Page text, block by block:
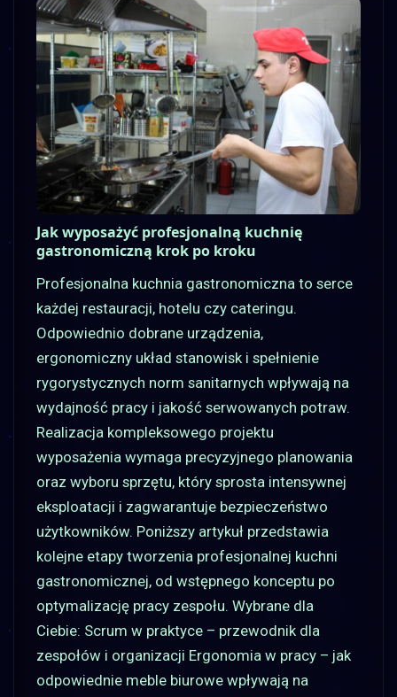
Jak wyposażyć profesjonalną kuchnię
gastronomiczną krok po kroku
Profesjonalna kuchnia gastronomiczna to serce
każdej restauracji, hotelu czy cateringu.
Odpowiednio dobrane urządzenia,
ergonomiczny układ stanowisk i spełnienie
rygorystycznych norm sanitarnych wpływają na
wydajność pracy i jakość serwowanych potraw.
Realizacja kompleksowego projektu
wyposażenia wymaga precyzyjnego planowania
oraz wyboru sprzętu, który sprosta intensywnej
eksploatacji i zagwarantuje bezpieczeństwo
użytkowników. Poniższy artykuł przedstawia
kolejne etapy tworzenia profesjonalnej kuchni
gastronomicznej, od wstępnego konceptu po
optymalizację pracy zespołu. Wybrane dla
Ciebie: Scrum w praktyce – przewodnik dla
zespołów i organizacji Ergonomia w pracy – jak
odpowiednie meble biurowe wpływają na